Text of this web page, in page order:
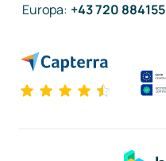
Europa: +43 720 884155